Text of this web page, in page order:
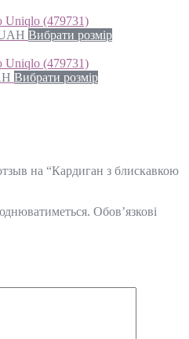
Uniqlo (479731)
Вибрати розмір
Uniqlo (479731)
Вибрати розмір
на “Кардиган з блискавкою
Обов’язкові